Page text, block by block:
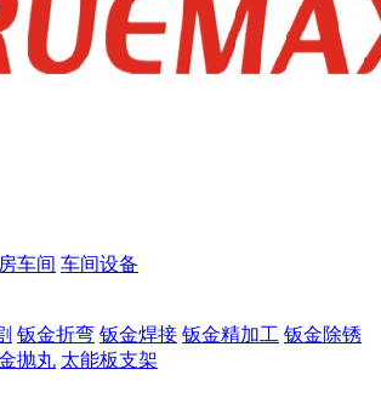
车间 车间设备
钣金折弯 钣金焊接 钣金精加工 钣金除锈
抛丸 太能板支架